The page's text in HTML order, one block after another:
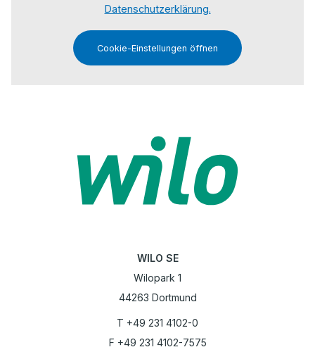
Datenschutzerklärung.
Cookie-Einstellungen öffnen
WILO SE
Wilopark 1
44263 Dortmund
T +49 231 4102-0
F +49 231 4102-7575